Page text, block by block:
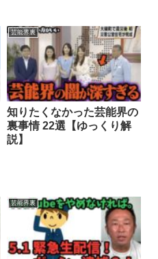
芸能界裏
知りたくなかった芸能界の
裏事情 22選【ゆっくり解
説】
芸能界裏